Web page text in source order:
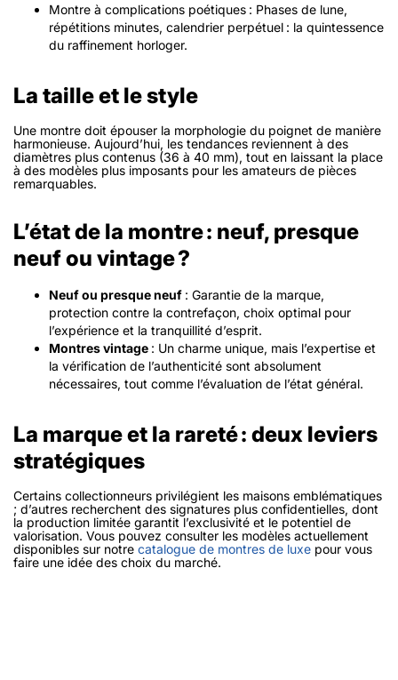
Montre à complications poétiques : Phases de lune,
répétitions minutes, calendrier perpétuel : la quintessence
du raffinement horloger.
La taille et le style
Une montre doit épouser la morphologie du poignet de manière
harmonieuse. Aujourd’hui, les tendances reviennent à des
diamètres plus contenus (36 à 40 mm), tout en laissant la place
à des modèles plus imposants pour les amateurs de pièces
remarquables.
L’état de la montre : neuf, presque
neuf ou vintage ?
Neuf ou presque neuf : Garantie de la marque,
protection contre la contrefaçon, choix optimal pour
l’expérience et la tranquillité d’esprit.
Montres vintage : Un charme unique, mais l’expertise et
la vérification de l’authenticité sont absolument
nécessaires, tout comme l’évaluation de l’état général.
La marque et la rareté : deux leviers
stratégiques
Certains collectionneurs privilégient les maisons emblématiques
; d’autres recherchent des signatures plus confidentielles, dont
la production limitée garantit l’exclusivité et le potentiel de
valorisation. Vous pouvez consulter les modèles actuellement
disponibles sur notre catalogue de montres de luxe pour vous
faire une idée des choix du marché.